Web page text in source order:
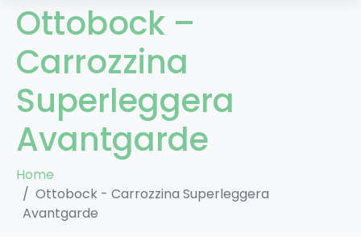
Ottobock –
Carrozzina
Superleggera
Avantgarde
Home
Ottobock - Carrozzina Superleggera
Avantgarde